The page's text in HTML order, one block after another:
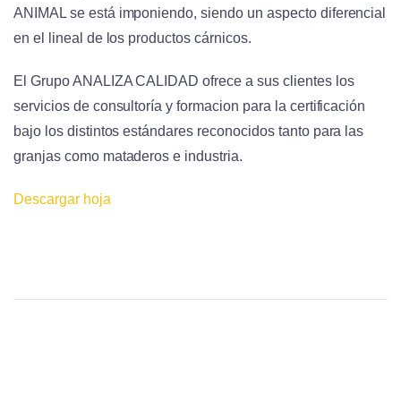
ANIMAL se está imponiendo, siendo un aspecto diferencial
en el lineal de los productos cárnicos.
El Grupo ANALIZA CALIDAD ofrece a sus clientes los
servicios de consultoría y formacion para la certificación
bajo los distintos estándares reconocidos tanto para las
granjas como mataderos e industria.
Descargar hoja